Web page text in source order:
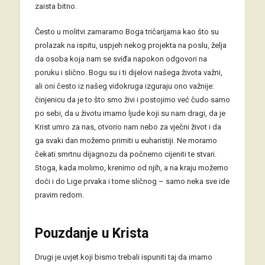
zaista bitno.
Često u molitvi zamaramo Boga tričarijama kao što su
prolazak na ispitu, uspjeh nekog projekta na poslu, želja
da osoba koja nam se sviđa napokon odgovori na
poruku i slično. Bogu su i ti dijelovi našega života važni,
ali oni često iz našeg vidokruga izguraju ono važnije:
činjenicu da je to što smo živi i postojimo već čudo samo
po sebi, da u životu imamo ljude koji su nam dragi, da je
Krist umro za nas, otvorio nam nebo za vječni život i da
ga svaki dan možemo primiti u euharistiji. Ne moramo
čekati smrtnu dijagnozu da počnemo cijeniti te stvari.
Stoga, kada molimo, krenimo od njih, a na kraju možemo
doći i do Lige prvaka i tome sličnog – samo neka sve ide
pravim redom.
Pouzdanje u Krista
Drugi je uvjet koji bismo trebali ispuniti taj da imamo